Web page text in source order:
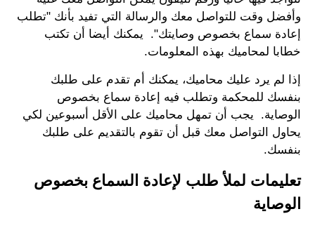
وأفضل وقت للتواصل معك والرسالة التي تفيد بأنك "تطلب
إعادة سماع بخصوص وصايتك". يمكنك أيضا أن تكتب
خطابا لمحاميك بهذه المعلومات.
إذا لم يرد عليك محاميك، يمكنك أم تقدم على طلبك
بنفسك للمحكمة وتطلب فيه إعادة سماع بخصوص
الوصاية. يجب أن تمهل محاميك على الأقل أسبوعين لكي
يحاول التواصل معك قبل أن تقوم بالتقديم على طلبك
بنفسك.
تعليمات لملأ طلب لإعادة السماع بخصوص
الوصاية